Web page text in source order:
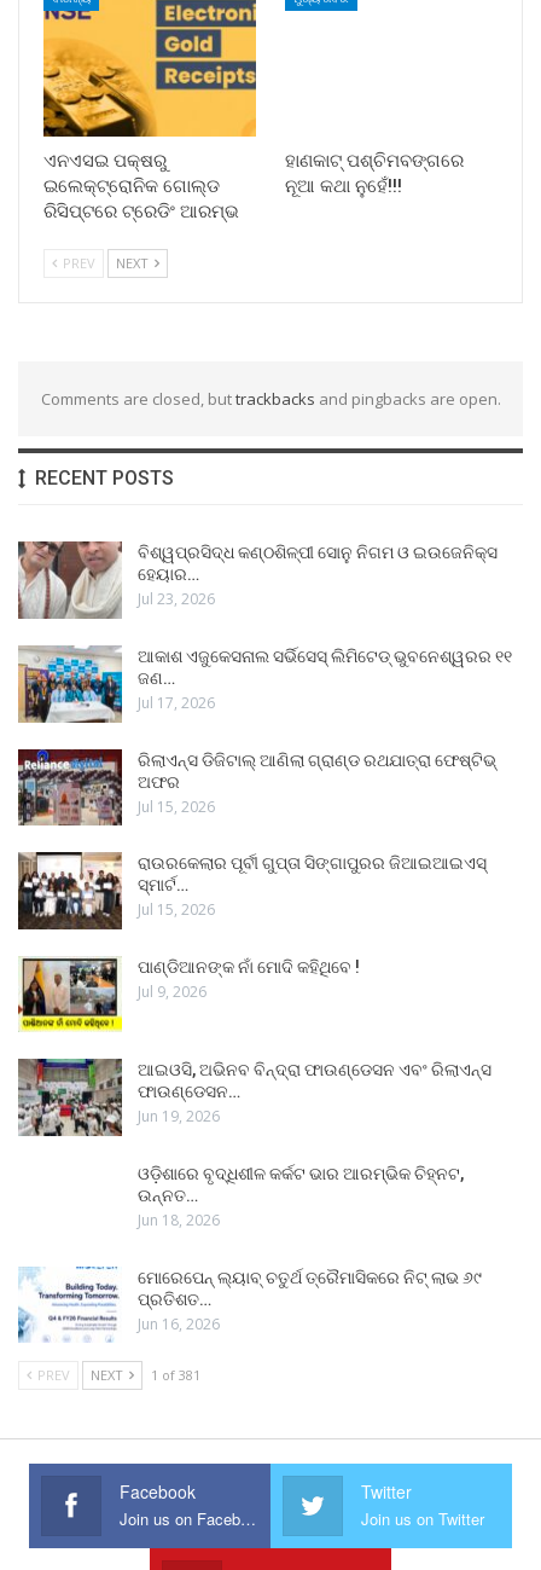
ଏନଏସଇ ପକ୍ଷରୁ
ଇଲେକ୍‌ଟ୍ରୋନିକ ଗୋଲ୍ଡ
ରିସିପ୍ଟରେ ଟ୍ରେଡିଂ ଆରମ୍ଭ
ହାଣକାଟ୍‌ ପଶ୍ଚିମବଙ୍ଗରେ
ନୂଆ କଥା ନୁହେଁ!!!
PREV NEXT
Comments are closed, buttrackbacks and pingbacks are open.
RECENT POSTS
ବିଶ୍ୱପ୍ରସିଦ୍ଧ କଣ୍ଠଶିଳ୍ପୀ ସୋନୁ ନିଗମ ଓ ଇଉଜେନିକ୍ସ
ହେୟାର…
Jul 23, 2026
ଆକାଶ ଏଜୁକେସନାଲ ସର୍ଭିସେସ୍ ଲିମିଟେଡ୍ ଭୁବନେଶ୍ୱରର ୧୧
ଜଣ…
Jul 17, 2026
ରିଲାଏନ୍ସ ଡିଜିଟାଲ୍ ଆଣିଲା ଗ୍ରାଣ୍ଡ ରଥଯାତ୍ରା ଫେଷ୍ଟିଭ୍
ଅଫର
Jul 15, 2026
ରାଉରକେଲାର ପୂର୍ବୀ ଗୁପ୍ତା ସିଙ୍ଗାପୁରର ଜିଆଇଆଇଏସ୍
ସ୍ମାର୍ଟ…
Jul 15, 2026
ପାଣ୍ଡିଆନଙ୍କ ନାଁ ମୋଦି କହିଥିବେ !
Jul 9, 2026
ଆଇଓସି, ଅଭିନବ ବିନ୍ଦ୍ରା ଫାଉଣ୍ଡେସନ ଏବଂ ରିଲାଏନ୍ସ
ଫାଉଣ୍ଡେସନ…
Jun 19, 2026
ଓଡ଼ିଶାରେ ବୃଦ୍ଧିଶୀଳ କର୍କଟ ଭାର ଆରମ୍ଭିକ ଚିହ୍ନଟ,
ଉନ୍ନତ…
Jun 18, 2026
ମୋରେପେନ୍ ଲ୍ୟାବ୍ ଚତୁର୍ଥ ତ୍ରୈମାସିକରେ ନିଟ୍ ଲାଭ ୬୯
ପ୍ରତିଶତ…
Jun 16, 2026
PREV NEXT 1 of 381
Facebook
Join us on Facebook
Twitter
Join us on Twitter